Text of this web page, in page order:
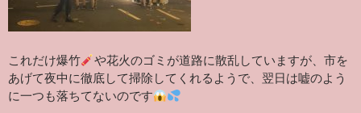
これだけ爆竹
や花火のゴミが道路に散乱していますが、市を
あげて夜中に徹底して掃除してくれるようで、翌日は嘘のよう
に一つも落ちてないのです